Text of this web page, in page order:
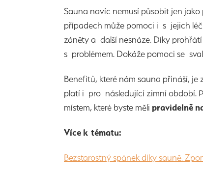
Sauna navíc nemusí působit jen jako
případech může pomoci i s jejich
záněty a další nesnáze. Díky
s problémem. Dokáže pomoci se
Benefitů, které nám sauna přináší,
platí i pro následující zimní období.
místem, které byste měli pravidelně
Více k tématu:
Bezstarostný spánek díky sauně.